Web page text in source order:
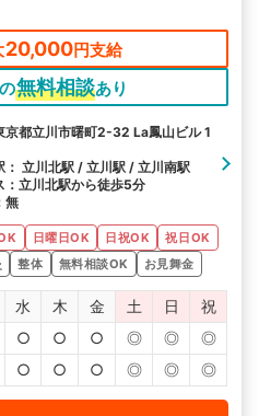
20,000円支給
無料相談あり
京都立川市曙町2-32 La鳳山ビル 1
： 立川北駅 / 立川駅 / 立川南駅
：立川北駅から徒歩5分
無
日曜日OK 日祝OK
祝日OK
整体 無料相談OK お見舞金
水 木 金 土 日
祝
○ ○ ○ ◎ ◎
◎
○ ○ ○ ◎ ◎ ◎